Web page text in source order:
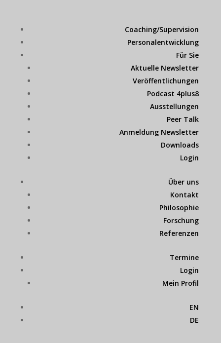
Coaching/Supervision
Personalentwicklung
Für Sie
Aktuelle Newsletter
Veröffentlichungen
Podcast 4plus8
Ausstellungen
Peer Talk
Anmeldung Newsletter
Downloads
Login
Über uns
Kontakt
Philosophie
Forschung
Referenzen
Termine
Login
Mein Profil
EN
DE